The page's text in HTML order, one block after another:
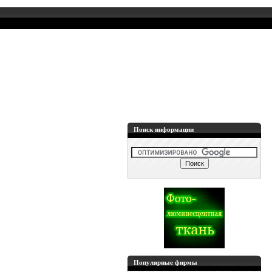
Поиск информации
Популярные фирмы